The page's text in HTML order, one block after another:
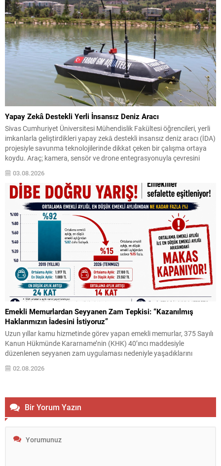
Yapay Zekâ Destekli Yerli İnsansız Deniz Aracı
Sivas Cumhuriyet Üniversitesi Mühendislik Fakültesi öğrencileri, yerli
imkanlarla geliştirdikleri yapay zekâ destekli insansız deniz aracı (İDA)
projesiyle savunma teknolojilerinde dikkat çeken bir çalışma ortaya
koydu. Araç; kamera, sensör ve drone entegrasyonuyla çevresini
deniz üzerinde bağımsız hareket edebilmenin ötesinde; hava, kara ve
deniz unsurlarını...
03.08.2026
Emekli Memurlardan Seyyanen Zam Tepkisi: “Kazanılmış
Haklarımızın İadesini İstiyoruz”
Uzun yıllar kamu hizmetinde görev yapan emekli memurlar, 375 Sayılı
Kanun Hükmünde Kararname’nin (KHK) 40’ıncı maddesiyle
düzenlenen seyyanen zam uygulaması nedeniyle yaşadıklarını
belirttikleri hak kayıplarına ilişkin tepkilerini sürdürüyor. Emekli
memurlar, çalışma hayatları boyunca aldıkları maaşların emeklilik
02.08.2026
Bir Yorum Yazın